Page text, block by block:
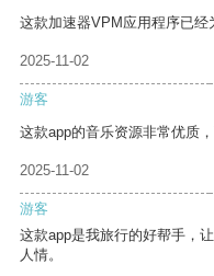
这款加速器VPM应用程序已经
2025-11-02
游客
这款app的音乐资源非常优质
2025-11-02
游客
这款app是我旅行的好帮手，
人情。